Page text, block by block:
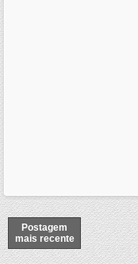
Postagem
mais recente